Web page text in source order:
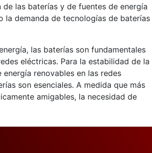
las baterías y de fuentes de energía
la demanda de tecnologías de baterías
las baterías son fundamentales
eléctricas. Para la estabilidad de la
renovables en las redes
son esenciales. A medida que más
amigables, la necesidad de